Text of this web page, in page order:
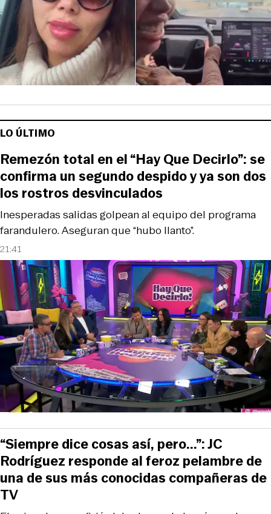
LO ÚLTIMO
21:41
Inesperadas salidas golpean al equipo del programa
farandulero. Aseguran que “hubo llanto”.
Remezón total en el “Hay Que Decirlo”: se
confirma un segundo despido y ya son dos
los rostros desvinculados
“Siempre dice cosas así, pero...”: JC
Rodríguez responde al feroz pelambre de
una de sus más conocidas compañeras de
TV